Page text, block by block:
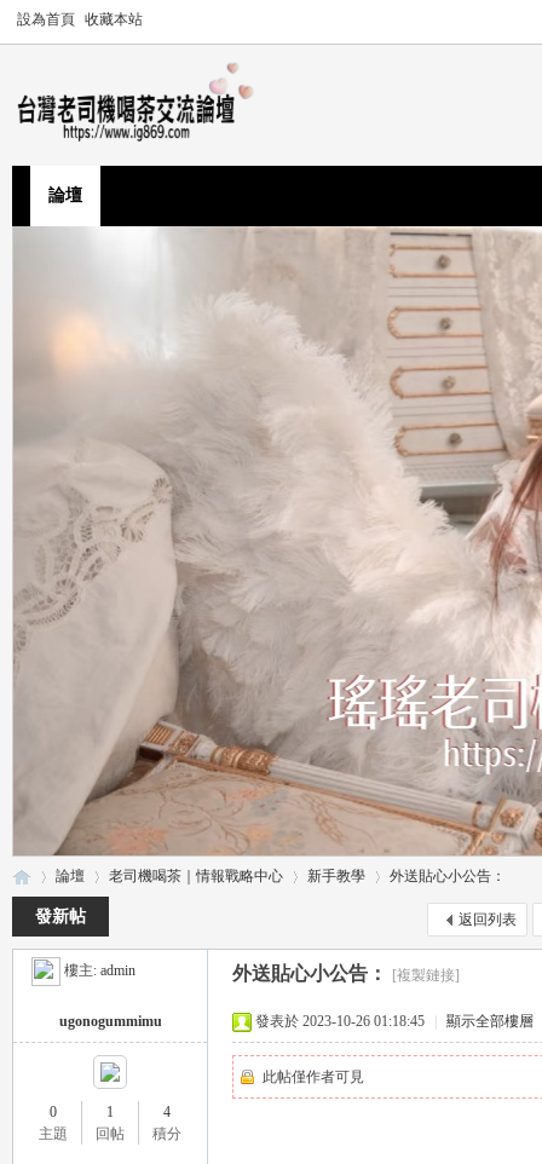
設為首頁 收藏本站
論壇
»
論壇
›
老司機喝茶｜情報戰略中心
›
新手教學 外送貼心小公告：
返回列表
發新帖
樓主: admin 外送貼心小公告： [複製鏈接]
ugonogummimu
0
主題
1
回帖
4
積分
發表於 2023-10-26 01:18:45 顯示全部樓層
此帖僅作者可見